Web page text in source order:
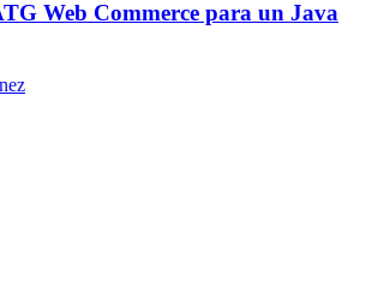
Web Commerce para un Java